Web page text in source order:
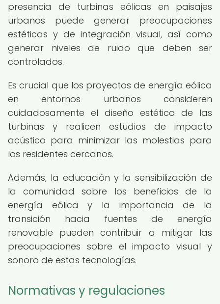
presencia de turbinas eólicas en paisajes
urbanos puede generar preocupaciones
estéticas y de integración visual, así como
generar niveles de ruido que deben ser
controlados.
Es crucial que los proyectos de energía eólica
en entornos urbanos consideren
cuidadosamente el diseño estético de las
turbinas y realicen estudios de impacto
acústico para minimizar las molestias para
los residentes cercanos.
Además, la educación y la sensibilización de
la comunidad sobre los beneficios de la
energía eólica y la importancia de la
transición hacia fuentes de energía
renovable pueden contribuir a mitigar las
preocupaciones sobre el impacto visual y
sonoro de estas tecnologías.
Normativas y regulaciones